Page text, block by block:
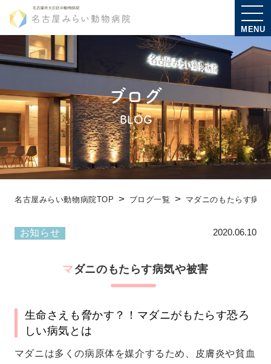
MENU
ブログ
BLOG
名古屋みらい動物病院TOP ブログ一覧 マダニのもたらす病
お知らせ 2020.06.10
マダニのもたらす病気や被害
生命さえも脅かす？！マダニがもたらす恐ろ
しい病気とは
マダニは多くの病原体を媒介するため、皮膚炎や貧血